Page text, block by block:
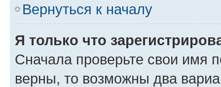
Вернуться к началу
Я только что
Сначала проверьте свои имя
верны, то возможны два